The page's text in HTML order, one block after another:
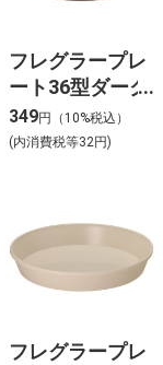
フレグラープレ
ート36型ダーク
ブラウン
349円（10%税込）
(内消費税等32円)
フレグラープレ